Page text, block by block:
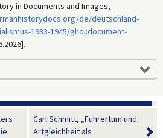
in Documents and Images,
de/deutschland-
1933-1945/ghdi:document-
Carl Schmitt, „Führertum und
Artgleichheit als